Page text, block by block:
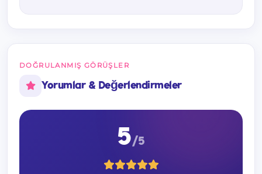
DOĞRULANMIŞ GÖRÜŞLER
Yorumlar & Değerlendirmeler
5/5